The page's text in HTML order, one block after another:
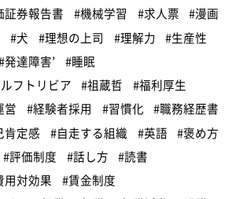
証券報告書 #機械学習 #求人票 #漫画
#犬 #理想の上司 #理解力 #生産性
発達障害’
#睡眠
フトリビア
#祖蔵哲
#福利厚生
営 #経験者採用 #習慣化 #職務経歴書
肯定感 #自走する組織 #英語 #褒め方
#評価制度 #話し方 #読書
用対効果
#賃金制度